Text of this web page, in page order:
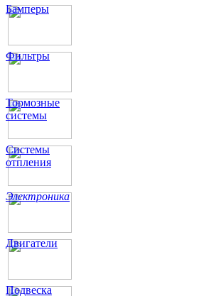
Бамперы
Фильтры
Тормозные
системы
Системы
отпления
Электроника
Двигатели
Подвеска